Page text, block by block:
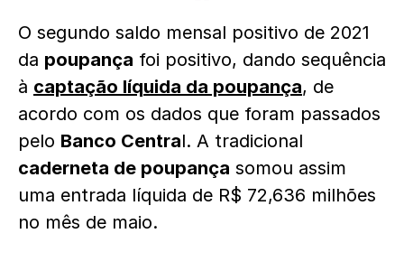
O segundo saldo mensal positivo de 2021
da poupança foi positivo, dando sequência
à captação líquida da poupança, de
acordo com os dados que foram passados
pelo Banco Central. A tradicional
caderneta de poupança somou assim
uma entrada líquida de R$ 72,636 milhões
no mês de maio.